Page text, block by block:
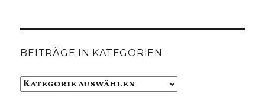
BEITRÄGE IN KATEGORIEN
Beiträge